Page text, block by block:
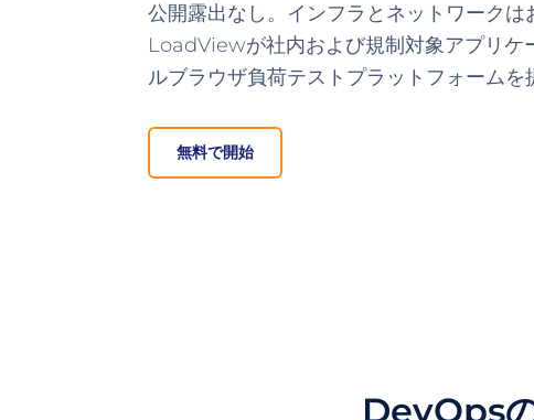
公開露出なし。インフラとネットワークは
LoadViewが社内および規制対象アプリケ
ルブラウザ負荷テストプラットフォームを
無料で開始
DevOps